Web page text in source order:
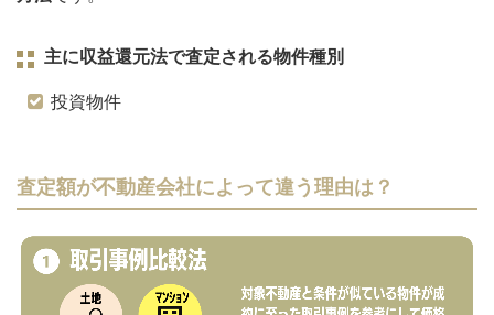
主に収益還元法で査定される物件種別
投資物件
査定額が不動産会社によって違う理由は？